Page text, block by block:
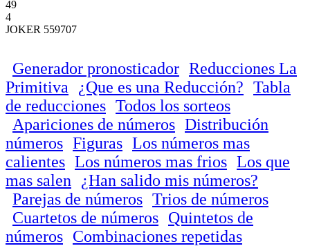
49
4
JOKER 559707
Generador pronosticador Reducciones La
Primitiva
¿Que es una Reducción? Tabla
de reducciones Todos los sorteos
Apariciones de números Distribución
números Figuras Los números mas
calientes Los números mas frios Los que
mas salen
¿Han salido mis números?
Parejas de números Trios de números
Cuartetos de números Quintetos de
números Combinaciones repetidas